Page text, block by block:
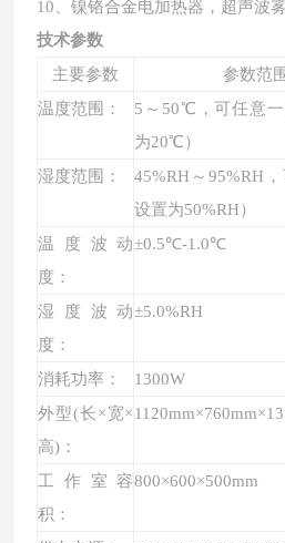
10、镍铬合金电加热器 ， 超声波
技术参数
主要参数
参数范围
温度范围：
5 ～ 50℃，可任意一
为20℃）
湿度范围：
45%RH～95%RH
设置为50%RH）
温度波动
度：
±0.5℃-1.0℃
湿度波动
度：
±5.0%RH
消耗功率 ：
1300W
外型(长×宽×
高)：
1120mm×760mm×
工作室容
积 ：
800×600×500mm